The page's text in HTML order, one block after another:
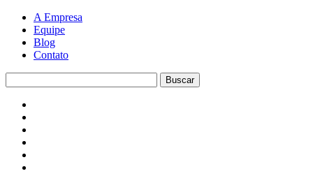
A Empresa
Equipe
Blog
Contato